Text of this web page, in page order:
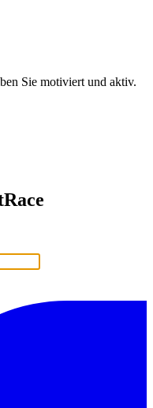
Sie motiviert und aktiv.